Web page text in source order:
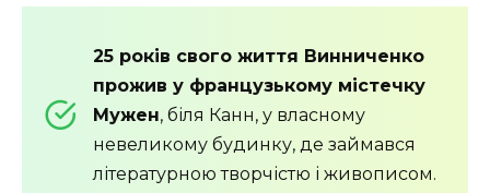
25 років свого життя Винниченко
прожив у французькому містечку
Мужен, біля Канн, у власному
невеликому будинку, де займався
літературною творчістю і живописом.